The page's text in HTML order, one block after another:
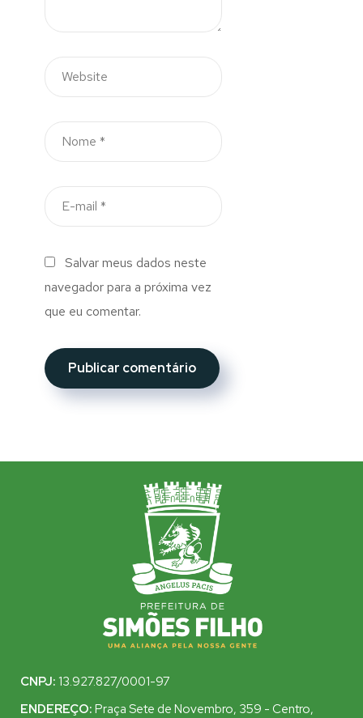
Salvar meus dados neste
navegador para a próxima vez
que eu comentar.
CNPJ: 13.927.827/0001-97
ENDEREÇO: Praça Sete de Novembro, 359 - Centro,